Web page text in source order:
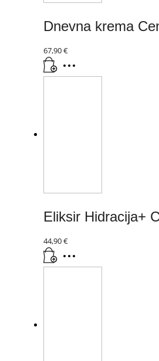
Dnevna krema
67,90€
Eliksir Hidracija+
44,90€